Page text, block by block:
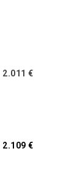
2.011 €
2.109 €